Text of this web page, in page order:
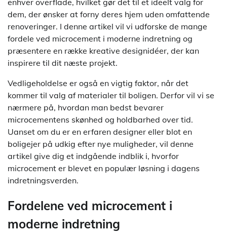
enhver overflade, hvilket gør det til et ideelt valg for
dem, der ønsker at forny deres hjem uden omfattende
renoveringer. I denne artikel vil vi udforske de mange
fordele ved microcement i moderne indretning og
præsentere en række kreative designidéer, der kan
inspirere til dit næste projekt.
Vedligeholdelse er også en vigtig faktor, når det
kommer til valg af materialer til boligen. Derfor vil vi se
nærmere på, hvordan man bedst bevarer
microcementens skønhed og holdbarhed over tid.
Uanset om du er en erfaren designer eller blot en
boligejer på udkig efter nye muligheder, vil denne
artikel give dig et indgående indblik i, hvorfor
microcement er blevet en populær løsning i dagens
indretningsverden.
Fordelene ved microcement i
moderne indretning